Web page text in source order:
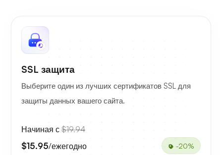
SSL защита
Выберите один из лучших сертификатов SSL для
защиты данных вашего сайта.
Начиная с $19.94
$15.95/ежегодно -20%